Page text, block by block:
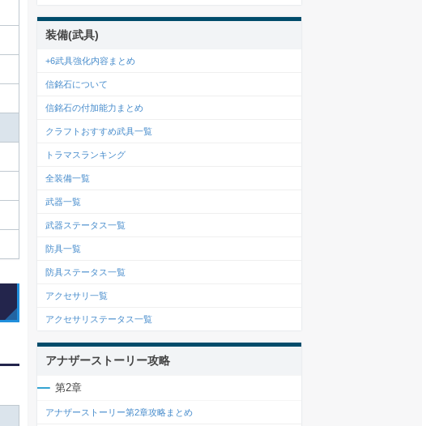
装備(武具)
+6武具強化内容まとめ
信銘石について
信銘石の付加能力まとめ
クラフトおすすめ武具一覧
トラマスランキング
全装備一覧
武器一覧
武器ステータス一覧
防具一覧
防具ステータス一覧
アクセサリ一覧
アクセサリステータス一覧
アナザーストーリー攻略
第2章
アナザーストーリー第2章攻略まとめ